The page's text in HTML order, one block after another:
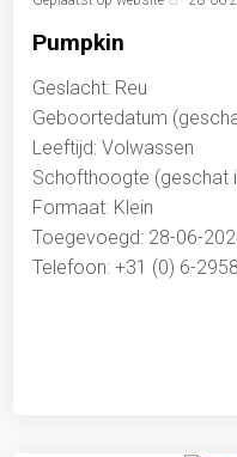
Pumpkin
Geslacht: Reu
Geboortedatum
Leeftijd: Volwassen
Schofthoogte (geschat
Formaat: Klein
Toegevoegd: 28-06-
Telefoon: +31 (0) 6-